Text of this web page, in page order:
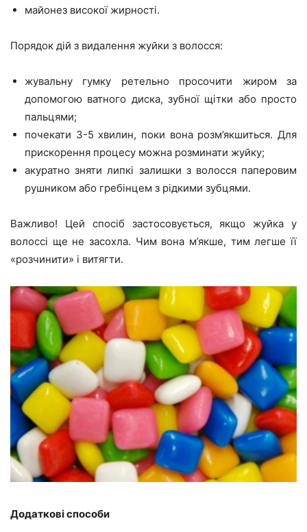
майонез високої жирності.
Порядок дій з видалення жуйки з волосся:
жувальну гумку ретельно просочити жиром за
допомогою ватного диска, зубної щітки або просто
пальцями;
почекати 3-5 хвилин, поки вона розм’якшиться. Для
прискорення процесу можна розминати жуйку;
акуратно зняти липкі залишки з волосся паперовим
рушником або гребінцем з рідкими зубцями.
Важливо! Цей спосіб застосовується, якщо жуйка у
волоссі ще не засохла. Чим вона м’якше, тим легше її
«розчинити» і витягти.
Додаткові способи